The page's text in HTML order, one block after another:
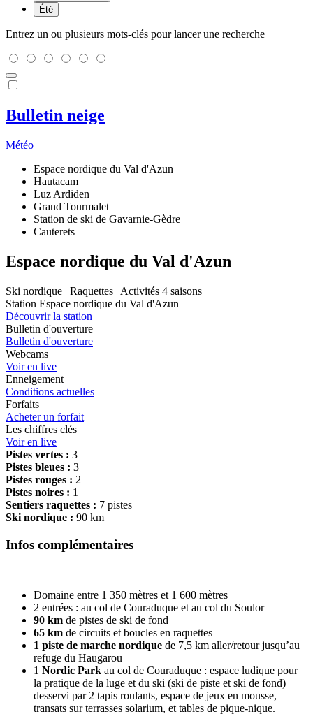
Été
Entrez un ou plusieurs mots-clés pour lancer une recherche
Bulletin neige
Météo
Espace nordique du Val d'Azun
Hautacam
Luz Ardiden
Grand Tourmalet
Station de ski de Gavarnie-Gèdre
Cauterets
Espace nordique du Val d'Azun
Ski nordique | Raquettes | Activités 4 saisons
Station Espace nordique du Val d'Azun
Découvrir la station
Bulletin d'ouverture
Bulletin d'ouverture
Webcams
Voir en live
Enneigement
Conditions actuelles
Forfaits
Acheter un forfait
Les chiffres clés
Voir en live
Pistes vertes : 3
Pistes bleues : 3
Pistes rouges : 2
Pistes noires : 1
Sentiers raquettes : 7 pistes
Ski nordique : 90 km
Infos complémentaires
Domaine entre 1 350 mètres et 1 600 mètres
2 entrées : au col de Couraduque et au col du Soulor
90 km de pistes de ski de fond
65 km de circuits et boucles en raquettes
1 piste de marche nordique de 7,5 km aller/retour jusqu’au
refuge du Haugarou
1 Nordic Park au col de Couraduque : espace ludique pour
la pratique de la luge et du ski (ski de piste et ski de fond)
desservi par 2 tapis roulants, espace de jeux en mousse,
transats sur terrasses solarium, et tables de pique-nique.